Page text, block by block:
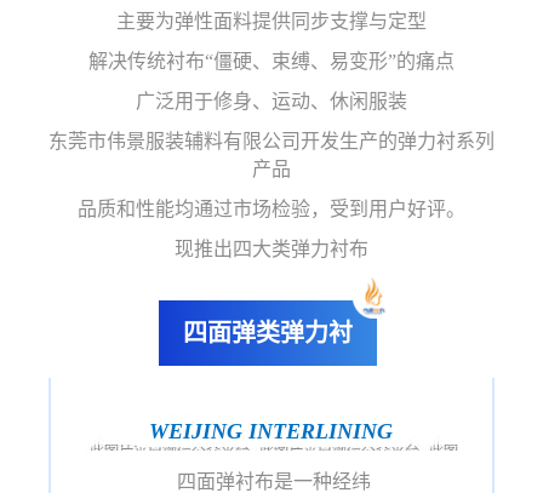
主要为弹性面料提供同步支撑与定型
解决传统衬布“僵硬、束缚、易变形”的痛点
广泛用于修身、运动、休闲服装
东莞市伟景服装辅料有限公司开发生产的弹力衬系列
产品
品质和性能均通过市场检验，受到用户好评。
现推出四大类弹力衬布
四面弹类弹力衬
WEIJING INTERLINING
四面弹衬布是一种经纬